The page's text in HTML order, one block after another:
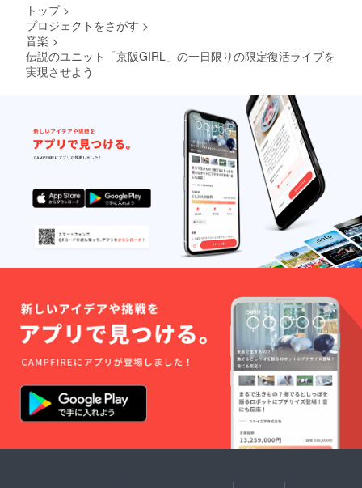
トップ >
プロジェクトをさがす >
音楽 >
伝説のユニット「京阪GIRL」の一日限りの限定復活ライブを
実現させよう